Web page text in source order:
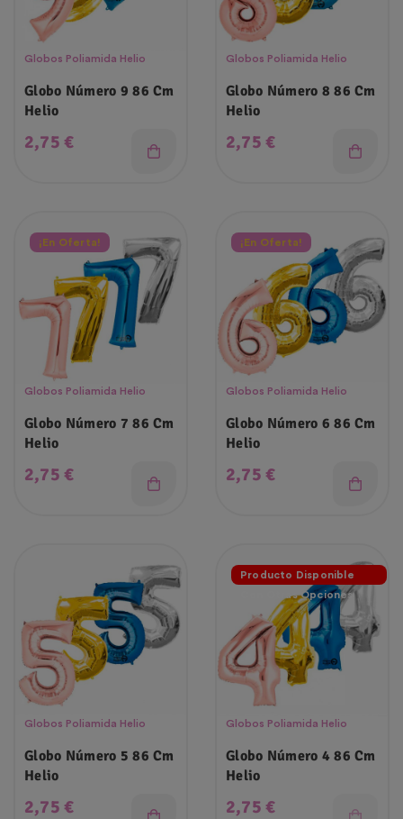
Globos Poliamida Helio
Globo Número 9 86 Cm
Helio
Precio
2,75 €
Globos Poliamida Helio
Globo Número 8 86 Cm
Helio
Precio
2,75 €
¡En Oferta!
Globos Poliamida Helio
Globo Número 7 86 Cm
Helio
Precio
2,75 €
¡En Oferta!
Globos Poliamida Helio
Globo Número 6 86 Cm
Helio
Precio
2,75 €
Globos Poliamida Helio
Globo Número 5 86 Cm
Helio
Precio
2,75 €
Producto Disponible
Con Otras Opciones
Globos Poliamida Helio
Globo Número 4 86 Cm
Helio
Precio
2,75 €